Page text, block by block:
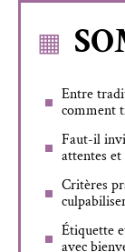
Entre
comment
Faut-il
attentes
Critères
Étiquette
avec